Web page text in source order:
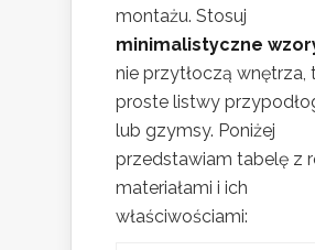
montażu. Stosuj
minimalistyczne
nie przytłoczą wnętrza,
proste listwy
lub gzymsy. Poniżej
przedstawiam tabelę z
materiałami i ich
właściwościami: